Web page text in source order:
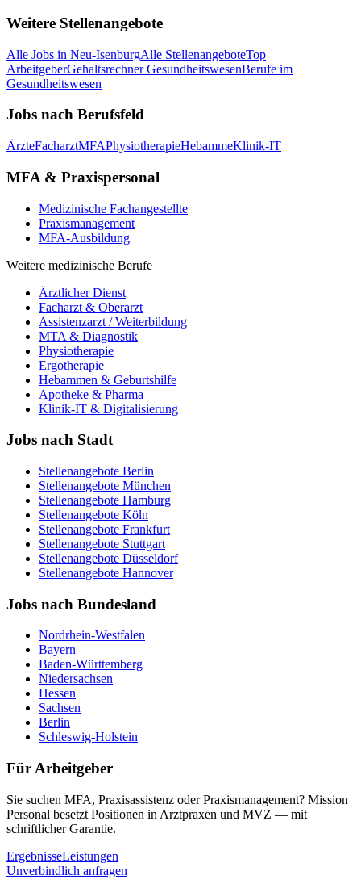
Weitere Stellenangebote
Alle Jobs in Neu-IsenburgAlle StellenangeboteTop
ArbeitgeberGehaltsrechner GesundheitswesenBerufe im
Gesundheitswesen
Jobs nach Berufsfeld
ÄrzteFacharztMFAPhysiotherapieHebammeKlinik-IT
MFA & Praxispersonal
Medizinische Fachangestellte
Praxismanagement
MFA-Ausbildung
Weitere medizinische Berufe
Ärztlicher Dienst
Facharzt & Oberarzt
Assistenzarzt / Weiterbildung
MTA & Diagnostik
Physiotherapie
Ergotherapie
Hebammen & Geburtshilfe
Apotheke & Pharma
Klinik-IT & Digitalisierung
Jobs nach Stadt
Stellenangebote Berlin
Stellenangebote München
Stellenangebote Hamburg
Stellenangebote Köln
Stellenangebote Frankfurt
Stellenangebote Stuttgart
Stellenangebote Düsseldorf
Stellenangebote Hannover
Jobs nach Bundesland
Nordrhein-Westfalen
Bayern
Baden-Württemberg
Niedersachsen
Hessen
Sachsen
Berlin
Schleswig-Holstein
Für Arbeitgeber
Sie suchen MFA, Praxisassistenz oder Praxismanagement? Mission
Personal besetzt Positionen in Arztpraxen und MVZ — mit
schriftlicher Garantie.
ErgebnisseLeistungen
Unverbindlich anfragen